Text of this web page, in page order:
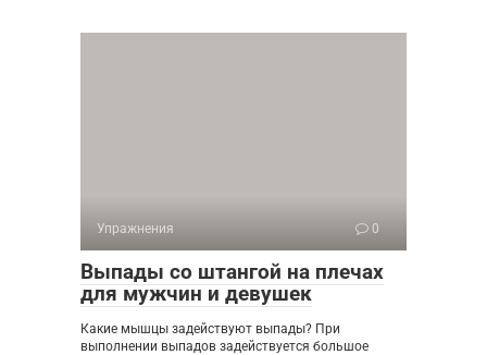
Упражнения 0
Выпады со штангой на плечах
для мужчин и девушек
Какие мышцы задействуют выпады? При
выполнении выпадов задействуется большое